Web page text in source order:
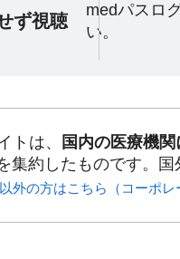
ず視聴
medパスロ
い。
トは、 国内の医療機
集約したものです。
外の方はこちら（コーポレ